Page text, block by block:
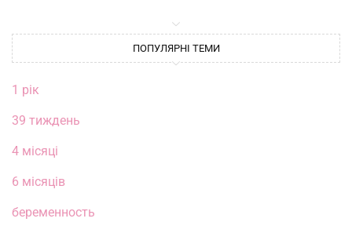
ПОПУЛЯРНІ ТЕМИ
1 рік
39 тиждень
4 місяці
6 місяців
беременность